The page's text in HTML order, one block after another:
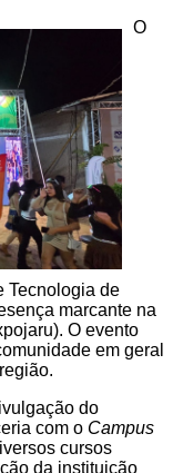
O
Tecnologia de
marcante na
O evento
em geral
do
com o Campus
cursos
da instituição